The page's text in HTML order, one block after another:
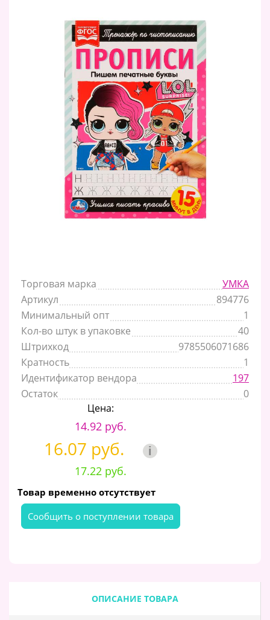
Торговая марка
УМКА
Артикул
894776
Минимальный опт
1
Кол-во штук в упаковке
40
Штрихкод
9785506071686
Кратность
1
Идентификатор вендора
197
Остаток
0
Цена:
14.92 руб.
16.07 руб. i
17.22 руб.
Товар временно отсутствует
Cообщить о поступлении товара
ОПИСАНИЕ ТОВАРА